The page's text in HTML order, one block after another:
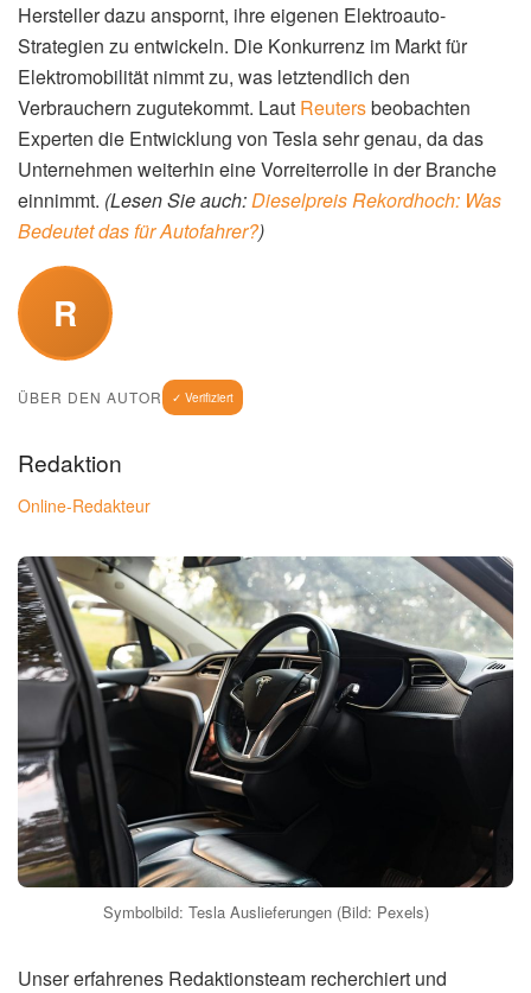
Hersteller dazu anspornt, ihre eigenen Elektroauto-
Strategien zu entwickeln. Die Konkurrenz im Markt für
Elektromobilität nimmt zu, was letztendlich den
Verbrauchern zugutekommt. Laut Reutersbeobachten
Experten die Entwicklung von Tesla sehr genau, da das
Unternehmen weiterhin eine Vorreiterrolle in der Branche
einnimmt. (Lesen Sie auch:Dieselpreis Rekordhoch: Was
Bedeutet das für Autofahrer?)
R
ÜBER DEN AUTOR ✓ Verifiziert
Redaktion
Online-Redakteur
Symbolbild: Tesla Auslieferungen (Bild: Pexels)
Unser erfahrenes Redaktionsteam recherchiert und